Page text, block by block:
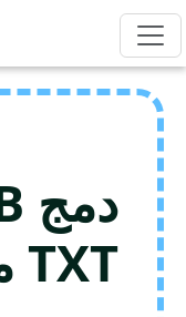
TXT مجانًا